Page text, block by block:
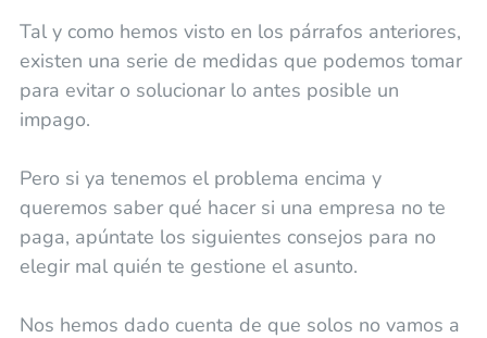
Tal y como hemos visto en los párrafos anteriores,
existen una serie de medidas que podemos tomar
para evitar o solucionar lo antes posible un
impago.
Pero si ya tenemos el problema encima y
queremos saber qué hacer si una empresa no te
paga, apúntate los siguientes consejos para no
elegir mal quién te gestione el asunto.
Nos hemos dado cuenta de que solos no vamos a